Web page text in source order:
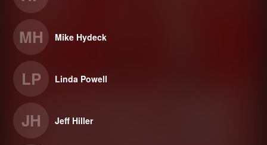
MH Mike Hydeck
LP Linda Powell
JH Jeff Hiller